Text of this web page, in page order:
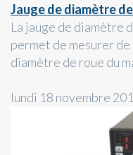
Jauge de diamètre
La jauge de diamètre
permet de mesurer
diamètre de roue du
lundi 18 novembre